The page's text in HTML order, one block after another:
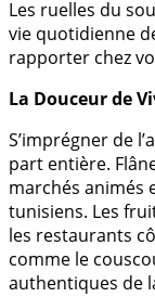
Les ruelles du
vie quotidienne
rapporter chez
La Douceur de
S’imprégner de
part entière.
marchés animés
tunisiens. Les
les restaurants
comme le
authentiques de